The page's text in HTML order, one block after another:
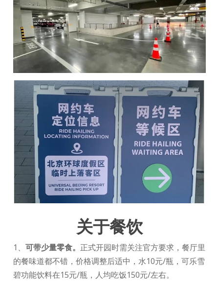
关于餐饮
1、 可带少量零食。 正式开园时需关注官方要求，餐厅里
的餐味道都不错，价格调整后适中，水10元/瓶，可乐雪
碧功能饮料在15元/瓶，人均吃饭150元/左右。